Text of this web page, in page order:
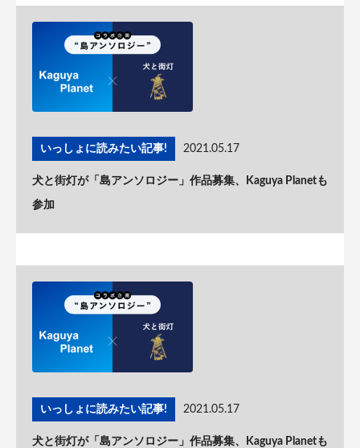
いっしょに読みたい記事! 2021.05.17
犬と街灯が「島アンソロジー」作品募集、Kaguya Planetも
参加
いっしょに読みたい記事! 2021.05.17
犬と街灯が「島アンソロジー」作品募集、Kaguya Planetも